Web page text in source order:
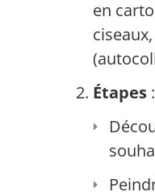
en
Étapes :